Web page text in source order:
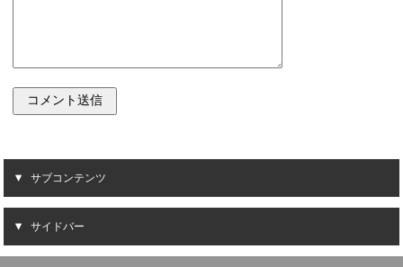
サブコンテンツ
サイドバー